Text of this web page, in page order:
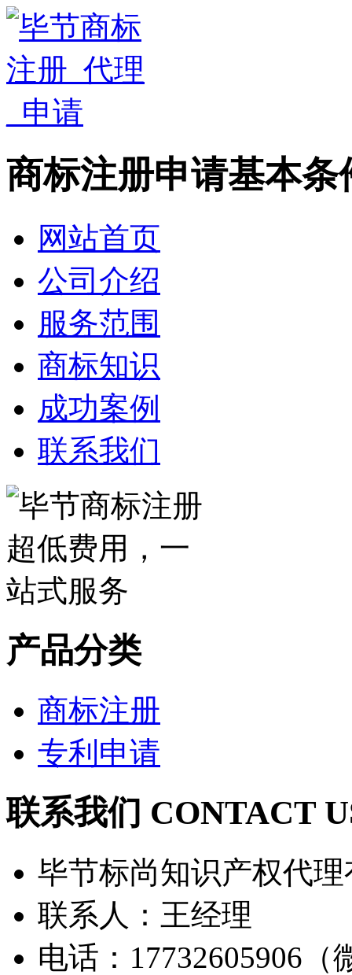
商标注册申请基本条
网站首页
公司介绍
服务范围
商标知识
成功案例
联系我们
产品分类
商标注册
专利申请
联系我们 CONTACT
毕节标尚知识产权代
联系人：王经理
电话：17732605906（